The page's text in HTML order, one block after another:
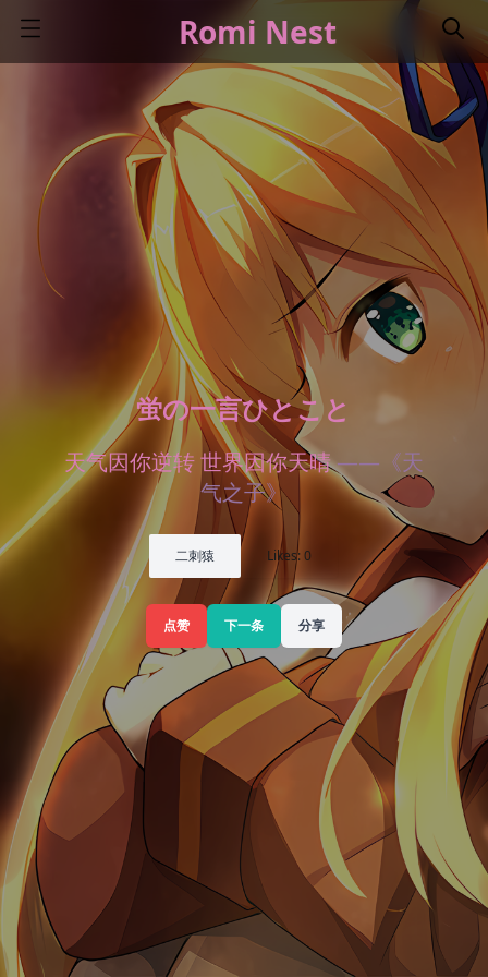
Romi Nest
蛍の一言ひとこと
天气因你逆转 世界因你天晴——《天
气之子》
二刺猿 Likes: 0
点赞 下一条 分享